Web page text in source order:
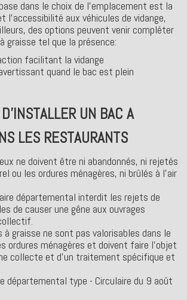
dans le choix de l'emplacement est la
l'accessibilité aux véhicules de vidange,
des options peuvent venir compléter
graisse tel que la présence:
facilitant la vidange
quand le bac est plein
UN BAC A
LES RESTAURANTS
ne doivent être ni abandonnés, ni rejetés
ou les ordures ménagères, ni brûlés à l'air
départemental interdit les rejets de
de causer une gêne aux ouvrages
à graisse ne sont pas valorisables dans le
ordures ménagères et doivent faire l'objet
collecte et d'un traitement spécifique et
départemental type - Circulaire du 9 août